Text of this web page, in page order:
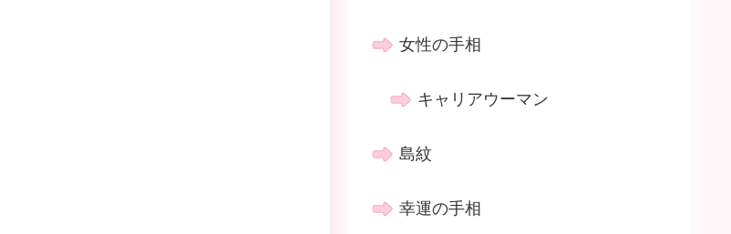
女性の手相
キャリアウーマン
島紋
幸運の手相